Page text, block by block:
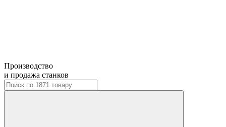
Производство
и продажа станков